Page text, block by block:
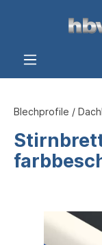
springen
Blechprofile /
Bildergalerie